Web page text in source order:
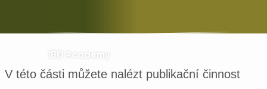
IBD Academy
V této části můžete nalézt publikační činnost